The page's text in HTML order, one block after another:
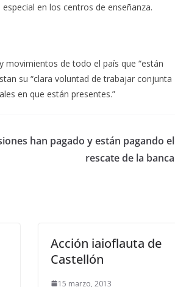
en los centros de enseñanza.
movimientos de todo el país que “están
su “clara voluntad de trabajar conjunta
en que están presentes.”
han pagado y están pagando el
rescate de la banca
Acción iaioflauta de
Castellón
15 marzo, 2013